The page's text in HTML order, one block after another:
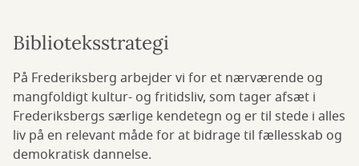
Biblioteksstrategi
På Frederiksberg arbejder vi for et nærværende og
mangfoldigt kultur- og fritidsliv, som tager afsæt i
Frederiksbergs særlige kendetegn og er til stede i alles
liv på en relevant måde for at bidrage til fællesskab og
demokratisk dannelse.